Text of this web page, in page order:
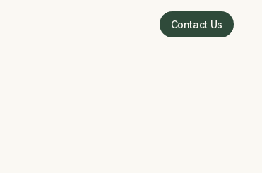
Contact Us
Contact Us